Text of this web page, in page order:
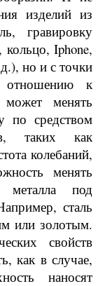
изделий из
гравировку
Iphone,
но и с точки
отношению к
менять
по средством
таких как
колебаний,
менять
металла под
сталь
или золотым.
свойств
как в случае,
наносят